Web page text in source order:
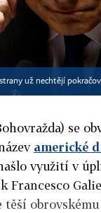
už nechtějí
se
americké
využití v
Francesco
těší